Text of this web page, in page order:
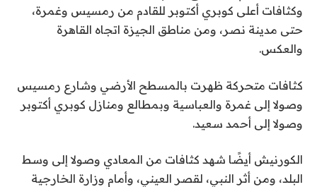
وكثافات أعلى كوبري أكتوبر للقادم من رمسيس وغمرة،
حتى مدينة نصر، ومن مناطق الجيزة اتجاه القاهرة
والعكس.
كثافات متحركة ظهرت بالمسطح الأرضي وشارع رمسيس
وصولا إلى غمرة والعباسية وبمطالع ومنازل كوبري أكتوبر
وصولا إلى أحمد سعيد.
الكورنيش أيضًا شهد كثافات من المعادي وصولا إلى وسط
البلد، ومن أثر النبي، لقصر العيني، وأمام وزارة الخارجية